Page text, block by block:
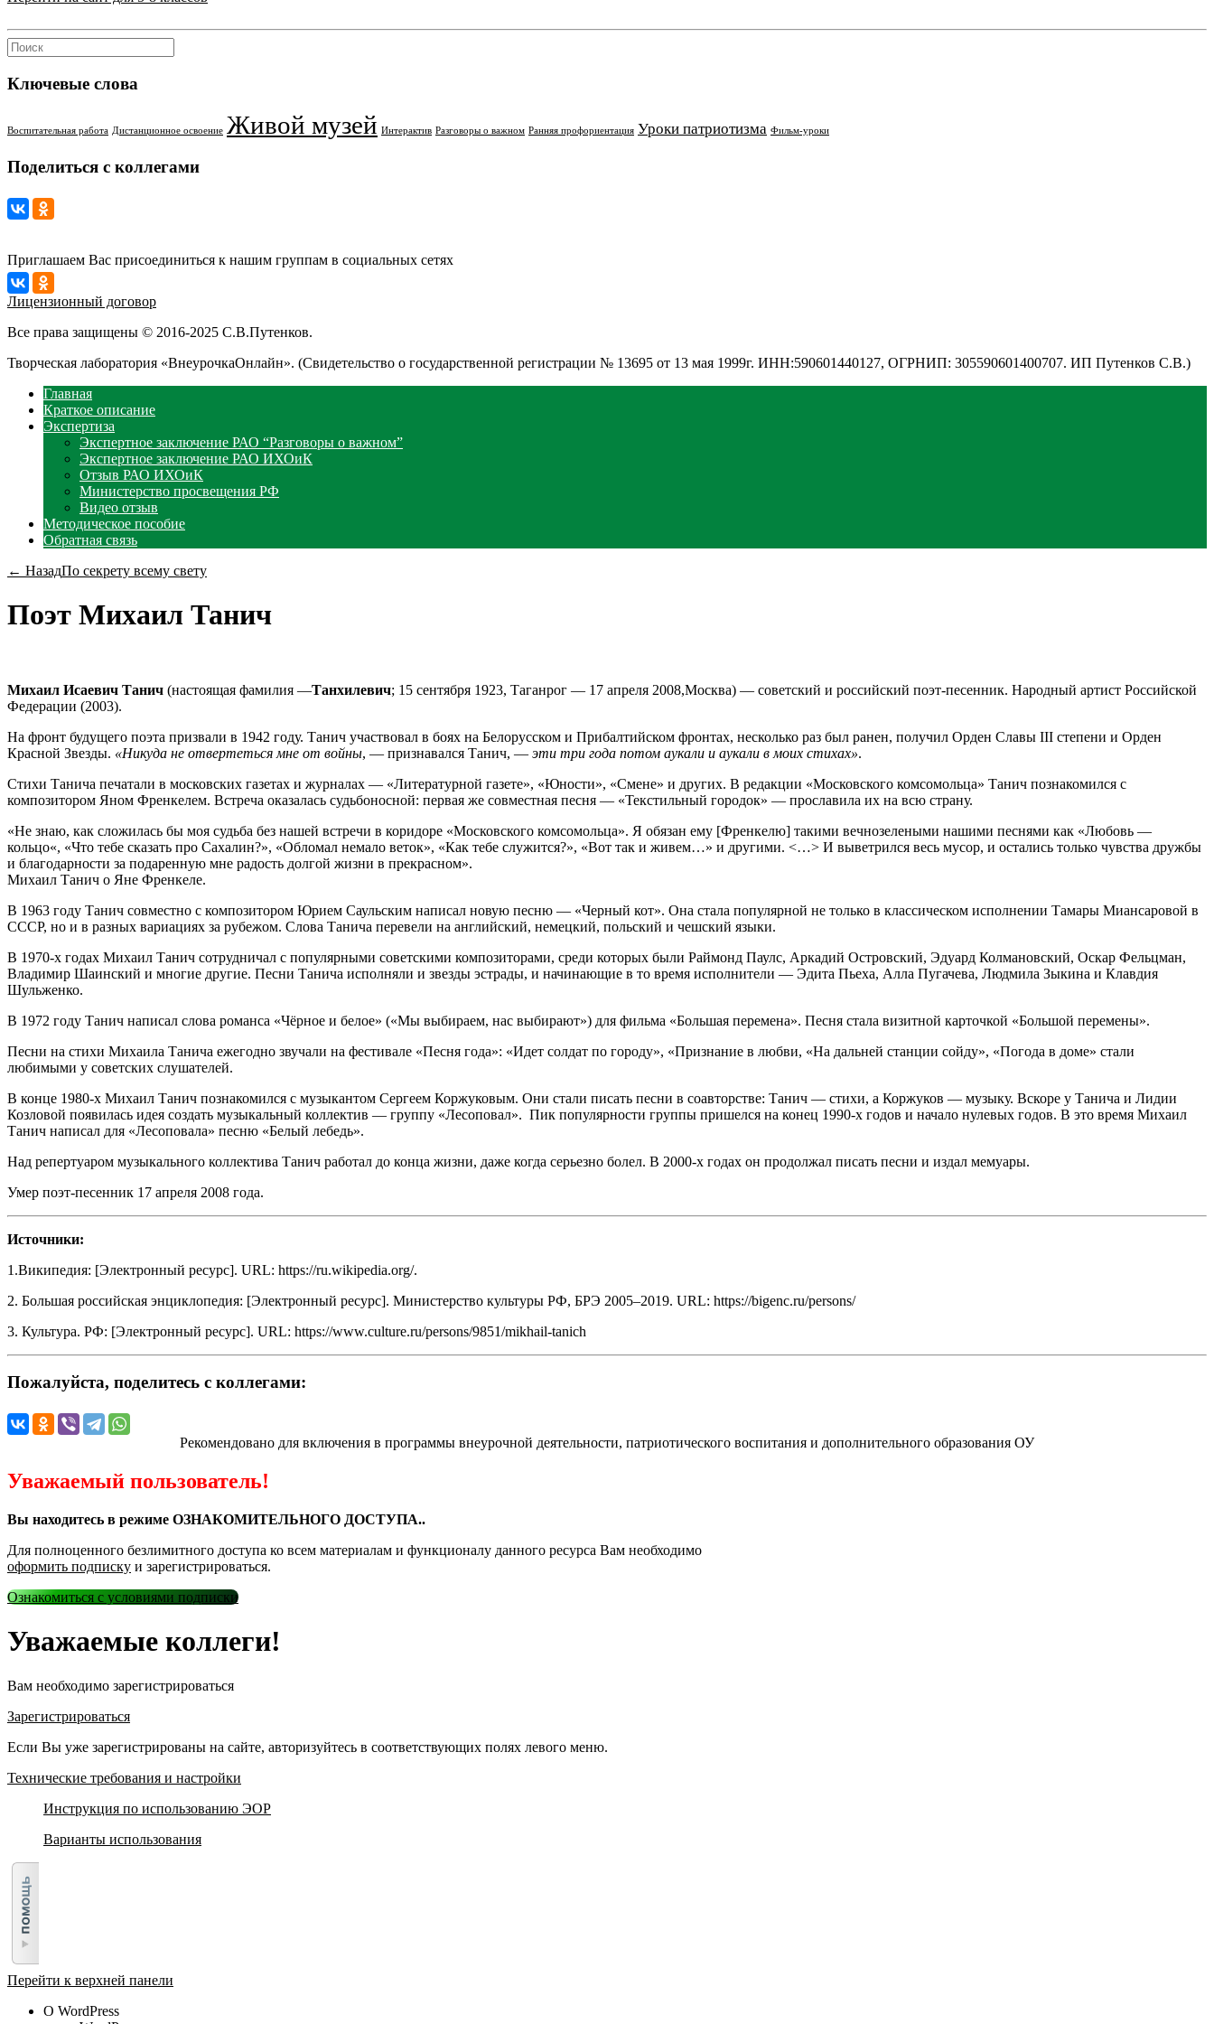
Ключевые слова
Воспитательная работа Дистанционное освоение Живой музей Интерактив Разговоры о важном Ранняя профориентация Уроки патриотизма Фильм-уроки
Поделиться с коллегами
Приглашаем Вас присоединиться к нашим группам в социальных сетях
Лицензионный договор
Все права защищены © 2016-2025 С.В.Путенков.
Творческая лаборатория «ВнеурочкаОнлайн». (Свидетельство о государственной регистрации № 13695 от 13 мая 1999г. ИНН:590601440127, ОГРНИП: 305590601400707. ИП Путенков С.В.)
Главная
Краткое описание
Экспертиза
Экспертное заключение РАО “Разговоры о важном”
Экспертное заключение РАО ИХОиК
Отзыв РАО ИХОиК
Министерство просвещения РФ
Видео отзыв
Методическое пособие
Обратная связь
← НазадПо секрету всему свету
Поэт Михаил Танич
Михаил Исаевич Танич (настоящая фамилия —Танхилевич; 15 сентября 1923, Таганрог — 17 апреля 2008,Москва) — советский и российский поэт-песенник. Народный артист Российской
Федерации (2003).
На фронт будущего поэта призвали в 1942 году. Танич участвовал в боях на Белорусском и Прибалтийском фронтах, несколько раз был ранен, получил Орден Славы III степени и Орден
Красной Звезды. «Никуда не отвертеться мне от войны, — признавался Танич, — эти три года потом аукали и аукали в моих стихах».
Стихи Танича печатали в московских газетах и журналах — «Литературной газете», «Юности», «Смене» и других. В редакции «Московского комсомольца» Танич познакомился с
композитором Яном Френкелем. Встреча оказалась судьбоносной: первая же совместная песня — «Текстильный городок» — прославила их на всю страну.
«Не знаю, как сложилась бы моя судьба без нашей встречи в коридоре «Московского комсомольца». Я обязан ему [Френкелю] такими вечнозелеными нашими песнями как «Любовь —
кольцо«, «Что тебе сказать про Сахалин?», «Обломал немало веток», «Как тебе служится?», «Вот так и живем…» и другими. <…> И выветрился весь мусор, и остались только чувства дружбы
и благодарности за подаренную мне радость долгой жизни в прекрасном».
Михаил Танич о Яне Френкеле.
В 1963 году Танич совместно с композитором Юрием Саульским написал новую песню — «Черный кот». Она стала популярной не только в классическом исполнении Тамары Миансаровой в
СССР, но и в разных вариациях за рубежом. Слова Танича перевели на английский, немецкий, польский и чешский языки.
В 1970-х годах Михаил Танич сотрудничал с популярными советскими композиторами, среди которых были Раймонд Паулс, Аркадий Островский, Эдуард Колмановский, Оскар Фельцман,
Владимир Шаинский и многие другие. Песни Танича исполняли и звезды эстрады, и начинающие в то время исполнители — Эдита Пьеха, Алла Пугачева, Людмила Зыкина и Клавдия
Шульженко.
В 1972 году Танич написал слова романса «Чёрное и белое» («Мы выбираем, нас выбирают») для фильма «Большая перемена». Песня стала визитной карточкой «Большой перемены».
Песни на стихи Михаила Танича ежегодно звучали на фестивале «Песня года»: «Идет солдат по городу», «Признание в любви, «На дальней станции сойду», «Погода в доме» стали
любимыми у советских слушателей.
В конце 1980-х Михаил Танич познакомился с музыкантом Сергеем Коржуковым. Они стали писать песни в соавторстве: Танич — стихи, а Коржуков — музыку. Вскоре у Танича и Лидии
Козловой появилась идея создать музыкальный коллектив — группу «Лесоповал». Пик популярности группы пришелся на конец 1990-х годов и начало нулевых годов. В это время Михаил
Танич написал для «Лесоповала» песню «Белый лебедь».
Над репертуаром музыкального коллектива Танич работал до конца жизни, даже когда серьезно болел. В 2000-х годах он продолжал писать песни и издал мемуары.
Умер поэт-песенник 17 апреля 2008 года.
Источники:
1.Википедия: [Электронный ресурс]. URL: https://ru.wikipedia.org/.
2. Большая российская энциклопедия: [Электронный ресурс]. Министерство культуры РФ, БРЭ 2005–2019. URL: https://bigenc.ru/persons/
3. Культура. РФ: [Электронный ресурс]. URL: https://www.culture.ru/persons/9851/mikhail-tanich
Пожалуйста, поделитесь с коллегами:
Рекомендовано для включения в программы внеурочной деятельности, патриотического воспитания и дополнительного образования ОУ
Уважаемый пользователь!
Вы находитесь в режиме ОЗНАКОМИТЕЛЬНОГО ДОСТУПА..
Для полноценного безлимитного доступа ко всем материалам и функционалу данного ресурса Вам необходимо
оформить подписку и зарегистрироваться.
Ознакомиться с условиями подписки
Уважаемые коллеги!
Вам необходимо зарегистрироваться
Зарегистрироваться
Если Вы уже зарегистрированы на сайте, авторизуйтесь в соответствующих полях левого меню.
Технические требования и настройки
Инструкция по использованию ЭОР
Варианты использования
Перейти к верхней панели
О WordPress